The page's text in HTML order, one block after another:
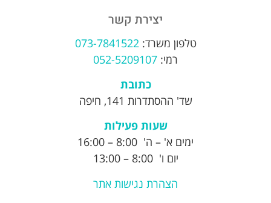
יצירת קשר
טלפון משרד:073-7841522
רמי: 052-5209107
כתובת
שד' ההסתדרות 141, חיפה
שעות פעילות
ימים א' – ה' 8:00 – 16:00
יום ו' 8:00 – 13:00
הצהרת נגישות אתר